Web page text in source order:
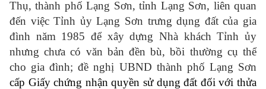
Thụ, thành phố Lạng Sơn, tỉnh Lạng Sơn, liên quan
đến việc Tỉnh ủy Lạng Sơn trưng dụng đất của gia
đình năm 1985 để xây dựng Nhà khách Tỉnh ủy
nhưng chưa có văn bản đền bù, bồi thường cụ thể
cho gia đình; đề nghị UBND thành phố Lạng Sơn
cấp Giấy chứng nhận quyền sử dụng đất đối với thửa